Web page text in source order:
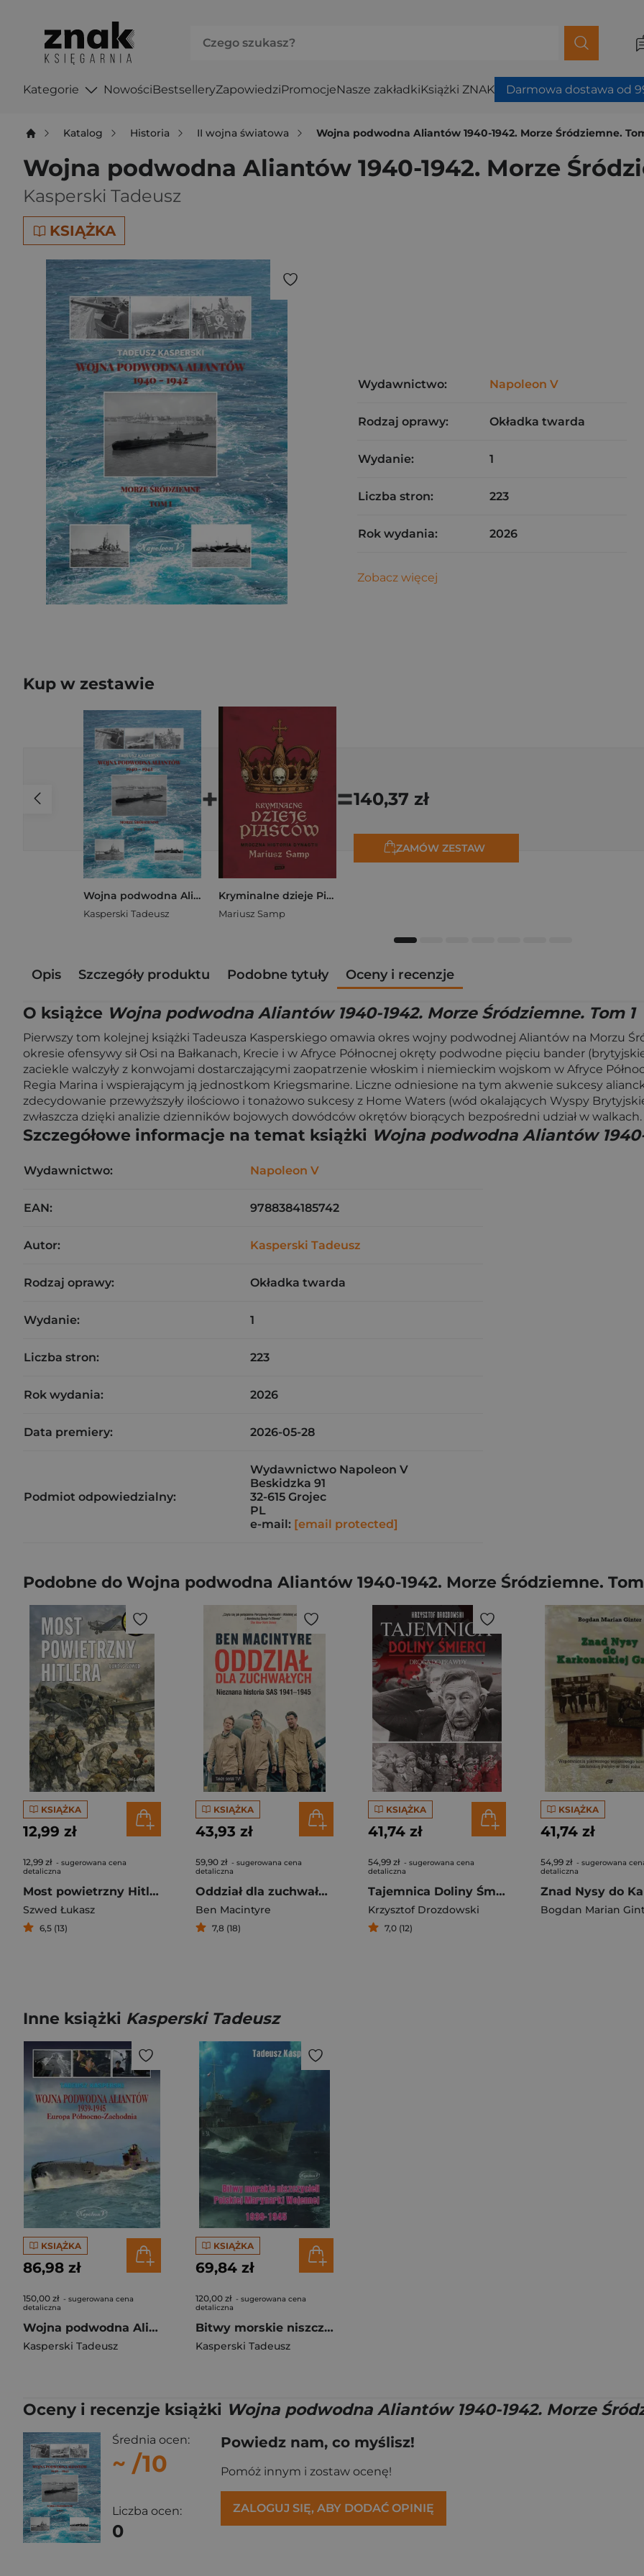
Kategorie NowościBestselleryZapowiedziPromocjeNasze zakładkiKsiążki ZNAK Darmowa dostawa od
Katalog Historia II wojna światowa Wojna podwodna Aliantów 1940-1942. Morze Śródziemne.
Wojna podwodna Aliantów 1940-1942. Morze
Kasperski Tadeusz
KSIĄŻKA
Wydawnictwo: Napoleon V
Rodzaj oprawy: Okładka twarda
Wydanie: 1
Liczba stron: 223
Rok wydania: 2026
Zobacz więcej
Kup w zestawie
Wojna podwodna Aliantów 1940-1942. Morze Śródziemne. Tom 1
Kasperski Tadeusz
+
Kryminalne dzieje Piastów. Mroczna historia dynastii
Mariusz Samp
=140,37 zł
ZAMÓW ZESTAW
Opis Szczegóły produktu Podobne tytuły Oceny i recenzje
O książce Wojna podwodna Aliantów 1940-1942. Morze Śródziemne. Tom 1
Pierwszy tom kolejnej książki Tadeusza Kasperskiego omawia okres wojny podwodnej Aliantów na Morzu
okresie ofensywy sił Osi na Bałkanach, Krecie i w Afryce Północnej okręty podwodne pięciu bander
zaciekle walczyły z konwojami dostarczającymi zaopatrzenie włoskim i niemieckim wojskom w Afryce
Regia Marina i wspierającym ją jednostkom Kriegsmarine. Liczne odniesione na tym akwenie sukcesy
zdecydowanie przewyższyły ilościowo i tonażowo sukcesy z Home Waters (wód okalających Wyspy
zwłaszcza dzięki analizie dzienników bojowych dowódców okrętów biorących bezpośredni udział w walkach.
Szczegółowe informacje na temat książki Wojna podwodna Aliantów
Wydawnictwo: Napoleon V
EAN: 9788384185742
Autor: Kasperski Tadeusz
Rodzaj oprawy: Okładka twarda
Wydanie: 1
Liczba stron: 223
Rok wydania: 2026
Data premiery: 2026-05-28
Podmiot odpowiedzialny:
Wydawnictwo Napoleon V
Beskidzka 91
32-615 Grojec
PL
e-mail: [email protected]
Podobne do Wojna podwodna Aliantów 1940-1942. Morze Śródziemne. Tom
KSIĄŻKA
12,99 zł
12,99 zł - sugerowana cena
detaliczna
Most powietrzny Hitlera
Szwed Łukasz
6,5 (13)
KSIĄŻKA
43,93 zł
59,90 zł - sugerowana cena
detaliczna
Oddział dla zuchwałych. Nieznana historia SAS 1941-1945
Ben Macintyre
7,8 (18)
KSIĄŻKA
41,74 zł
54,99 zł - sugerowana cena
detaliczna
Tajemnica Doliny Śmierci. Bydgoszcz - Fordon Droga do prawdy 1939-2018
Krzysztof Drozdowski
7,0 (12)
KSIĄŻKA
41,74 zł
54,99 zł - sugerowana
detaliczna
Bogdan Marian
Inne książki Kasperski Tadeusz
KSIĄŻKA
86,98 zł
150,00 zł - sugerowana cena
detaliczna
Wojna podwodna Aliantów 1939-1945 Europa Północno-Zachodnia
Kasperski Tadeusz
KSIĄŻKA
69,84 zł
120,00 zł - sugerowana cena
detaliczna
Bitwy morskie niszczycieli Polskiej Marynarki...
Kasperski Tadeusz
Oceny i recenzje książki Wojna podwodna Aliantów 1940-1942. Morze
Średnia ocen:
~ /10
Liczba ocen:
0
Powiedz nam, co myślisz!
Pomóż innym i zostaw ocenę!
ZALOGUJ SIĘ, ABY DODAĆ OPINIĘ